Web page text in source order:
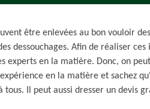
être enlevées au bon vouloir
dessouchages. Afin de réaliser
experts en la matière. Donc, on
en la matière et sachez
tous. Il peut aussi dresser un devis